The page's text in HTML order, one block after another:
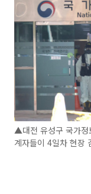
▲대전 유성구 국가정
계자들이 4일차 현장